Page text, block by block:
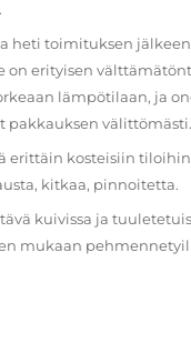
heti toimituksen
on erityisen
lämpötilaan, ja
pakkauksen välittömästi.
erittäin kosteisiin
kitkaa, pinnoitetta.
kuivissa ja
mukaan